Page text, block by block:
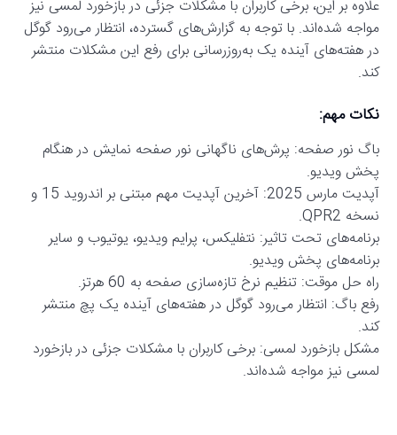
علاوه بر این، برخی کاربران با مشکلات جزئی در بازخورد لمسی نیز
مواجه شده‌اند. با توجه به گزارش‌های گسترده، انتظار می‌رود گوگل
در هفته‌های آینده یک به‌روزرسانی برای رفع این مشکلات منتشر
کند.
نکات مهم:
باگ نور صفحه: پرش‌های ناگهانی نور صفحه نمایش در هنگام
پخش ویدیو.
آپدیت مارس 2025: آخرین آپدیت مهم مبتنی بر اندروید 15 و
نسخه QPR2.
برنامه‌های تحت تاثیر: نتفلیکس، پرایم ویدیو، یوتیوب و سایر
برنامه‌های پخش ویدیو.
راه حل موقت: تنظیم نرخ تازه‌سازی صفحه به 60 هرتز.
رفع باگ: انتظار می‌رود گوگل در هفته‌های آینده یک پچ منتشر
کند.
مشکل بازخورد لمسی: برخی کاربران با مشکلات جزئی در بازخورد
لمسی نیز مواجه شده‌اند.